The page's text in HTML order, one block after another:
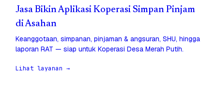
Jasa Bikin Aplikasi Koperasi Simpan Pinjam
di Asahan
Keanggotaan, simpanan, pinjaman & angsuran, SHU, hingga
laporan RAT — siap untuk Koperasi Desa Merah Putih.
Lihat layanan →